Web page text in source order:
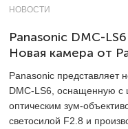
НОВОСТИ
Panasonic DMC-LS6
Новая камера от
Panasonic представляет
DMC-LS6, оснащенную с
оптическим зум-
светосилой F2.8 и